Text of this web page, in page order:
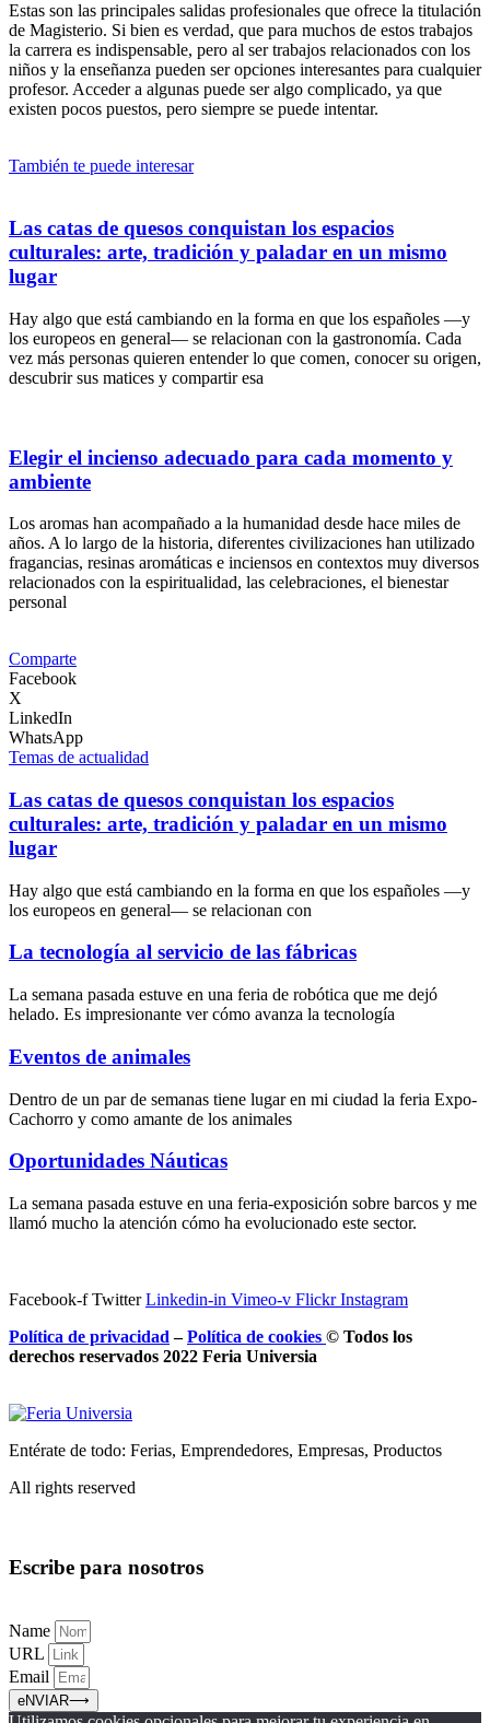
Estas son las principales salidas profesionales que ofrece la titulación
de Magisterio. Si bien es verdad, que para muchos de estos trabajos
la carrera es indispensable, pero al ser trabajos relacionados con los
niños y la enseñanza pueden ser opciones interesantes para cualquier
profesor. Acceder a algunas puede ser algo complicado, ya que
existen pocos puestos, pero siempre se puede intentar.
También te puede interesar
Las catas de quesos conquistan los espacios
culturales: arte, tradición y paladar en un mismo
lugar
Hay algo que está cambiando en la forma en que los españoles —y
los europeos en general— se relacionan con la gastronomía. Cada
vez más personas quieren entender lo que comen, conocer su origen,
descubrir sus matices y compartir esa
Elegir el incienso adecuado para cada momento y
ambiente
Los aromas han acompañado a la humanidad desde hace miles de
años. A lo largo de la historia, diferentes civilizaciones han utilizado
fragancias, resinas aromáticas e inciensos en contextos muy diversos
relacionados con la espiritualidad, las celebraciones, el bienestar
personal
Comparte
Facebook
X
LinkedIn
WhatsApp
Temas de actualidad
Las catas de quesos conquistan los espacios
culturales: arte, tradición y paladar en un mismo
lugar
Hay algo que está cambiando en la forma en que los españoles —y
los europeos en general— se relacionan con
La tecnología al servicio de las fábricas
La semana pasada estuve en una feria de robótica que me dejó
helado. Es impresionante ver cómo avanza la tecnología
Eventos de animales
Dentro de un par de semanas tiene lugar en mi ciudad la feria Expo-
Cachorro y como amante de los animales
Oportunidades Náuticas
La semana pasada estuve en una feria-exposición sobre barcos y me
llamó mucho la atención cómo ha evolucionado este sector.
Facebook-f Twitter Linkedin-in Vimeo-v Flickr Instagram
Política de privacidad –Política de cookies © Todos los
derechos reservados 2022 Feria Universia
Entérate de todo: Ferias, Emprendedores, Empresas, Productos
All rights reserved
Escribe para nosotros
Name
URL
Email
eNVIAR⟶